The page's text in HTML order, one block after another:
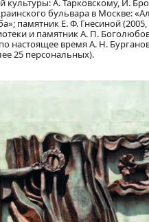
А. Тарковскому, И.
бульвара в Москве:
памятник Е. Ф. Гнесиной
и памятник А. П.
настоящее время А. Н.
25 персональных).